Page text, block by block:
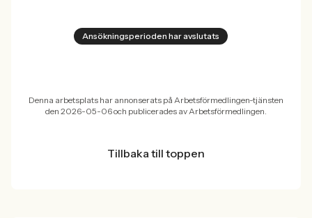
Ansökningsperioden har avslutats
Denna arbetsplats har annonserats på Arbetsförmedlingen-tjänsten
den 2026-05-06 och publicerades av Arbetsförmedlingen.
Tillbaka till toppen